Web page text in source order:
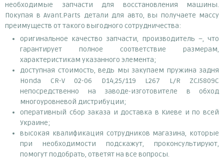
необходимые запчасти для восстановления машины.
Покупая в Avant.Parts детали для авто, вы получаете массу
преимуществ от такого выгодного сотрудничества:
оригинальное качество запчасти, производитель –, что
гарантирует полное соответствие размерам,
характеристикам указанного элемента;
доступная стоимость, ведь мы закупаем пружина задня
Honda CR-V 02-06 D14,25/119 L267 L/R ZCJ5809C
непосредственно на заводе-изготовителе в обход
многоуровневой дистрибуции;
оперативный сбор заказа и доставка в Киеве и по всей
Украине;
высокая квалификация сотрудников магазина, которые
при необходимости подскажут, проконсультируют,
помогут подобрать, ответят на все вопросы.